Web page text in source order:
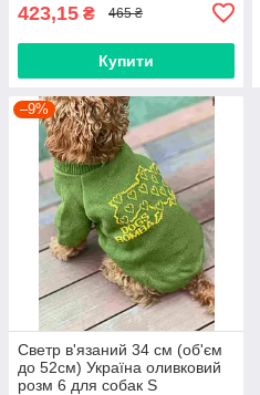
423,15 ₴ 465 ₴
Купити
–9%
Светр в'язаний 34 см (об'єм
до 52см) Україна оливковий
розм 6 для собак S